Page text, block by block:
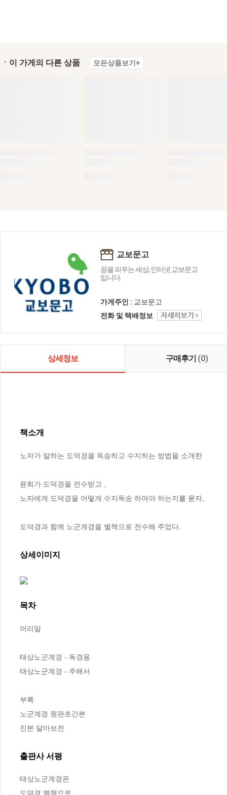
ㆍ이 가게의 다른 상품 모든상품보기+
교보문고
꿈을 피우는 세상, 인터넷 교보문고
입니다.
가게주인 : 교보문고
전화 및 택배정보
상세정보 구매후기 (0)
책소개
노자가 말하는 도덕경을 독송하고 수지하는 방법을 소개한
윤희가 도덕경을 전수받고 ,
노자에게 도덕경을 어떻게 수지독송 하여야 하는지를 묻자,
도덕경과 함께 노군계경을 별책으로 전수해 주었다.
상세이미지
목차
머리말
태상노군계경 - 독경용
태상노군계경 - 주해서
부록
노군계경 원판초간본
진본 달마보전
출판사 서평
태상노군계경은
도덕경 별책으로,